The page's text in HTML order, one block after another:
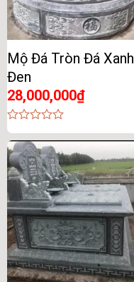
Mộ Đá Tròn Đá Xanh
Đen
28,000,000₫
0
out
of
5